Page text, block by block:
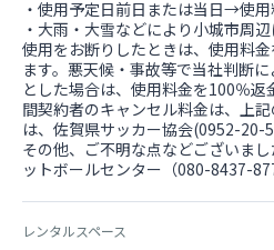
・使用予定日前日または当日→使
・大雨・大雪などにより小城市周
使用をお断りしたときは、使用料
ます。悪天候・事故等で当社判断
とした場合は、使用料金を100％
間契約者のキャンセル料金は、上
は、佐賀県サッカー協会(0952-20-
その他、ご不明な点などございま
ットボールセンター（080-8437-
レンタルスペース